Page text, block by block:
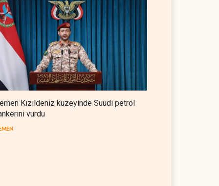
sevk ediyor
BATI YARIM KÜRE
Kızıldeniz kuzeyinde Suudi petrol
vurdu